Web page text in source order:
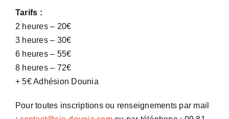
Tarifs :
2 heures – 20€
3 heures – 30€
6 heures – 55€
8 heures – 72€
+ 5€ Adhésion Dounia
Pour toutes inscriptions ou renseignements par mail